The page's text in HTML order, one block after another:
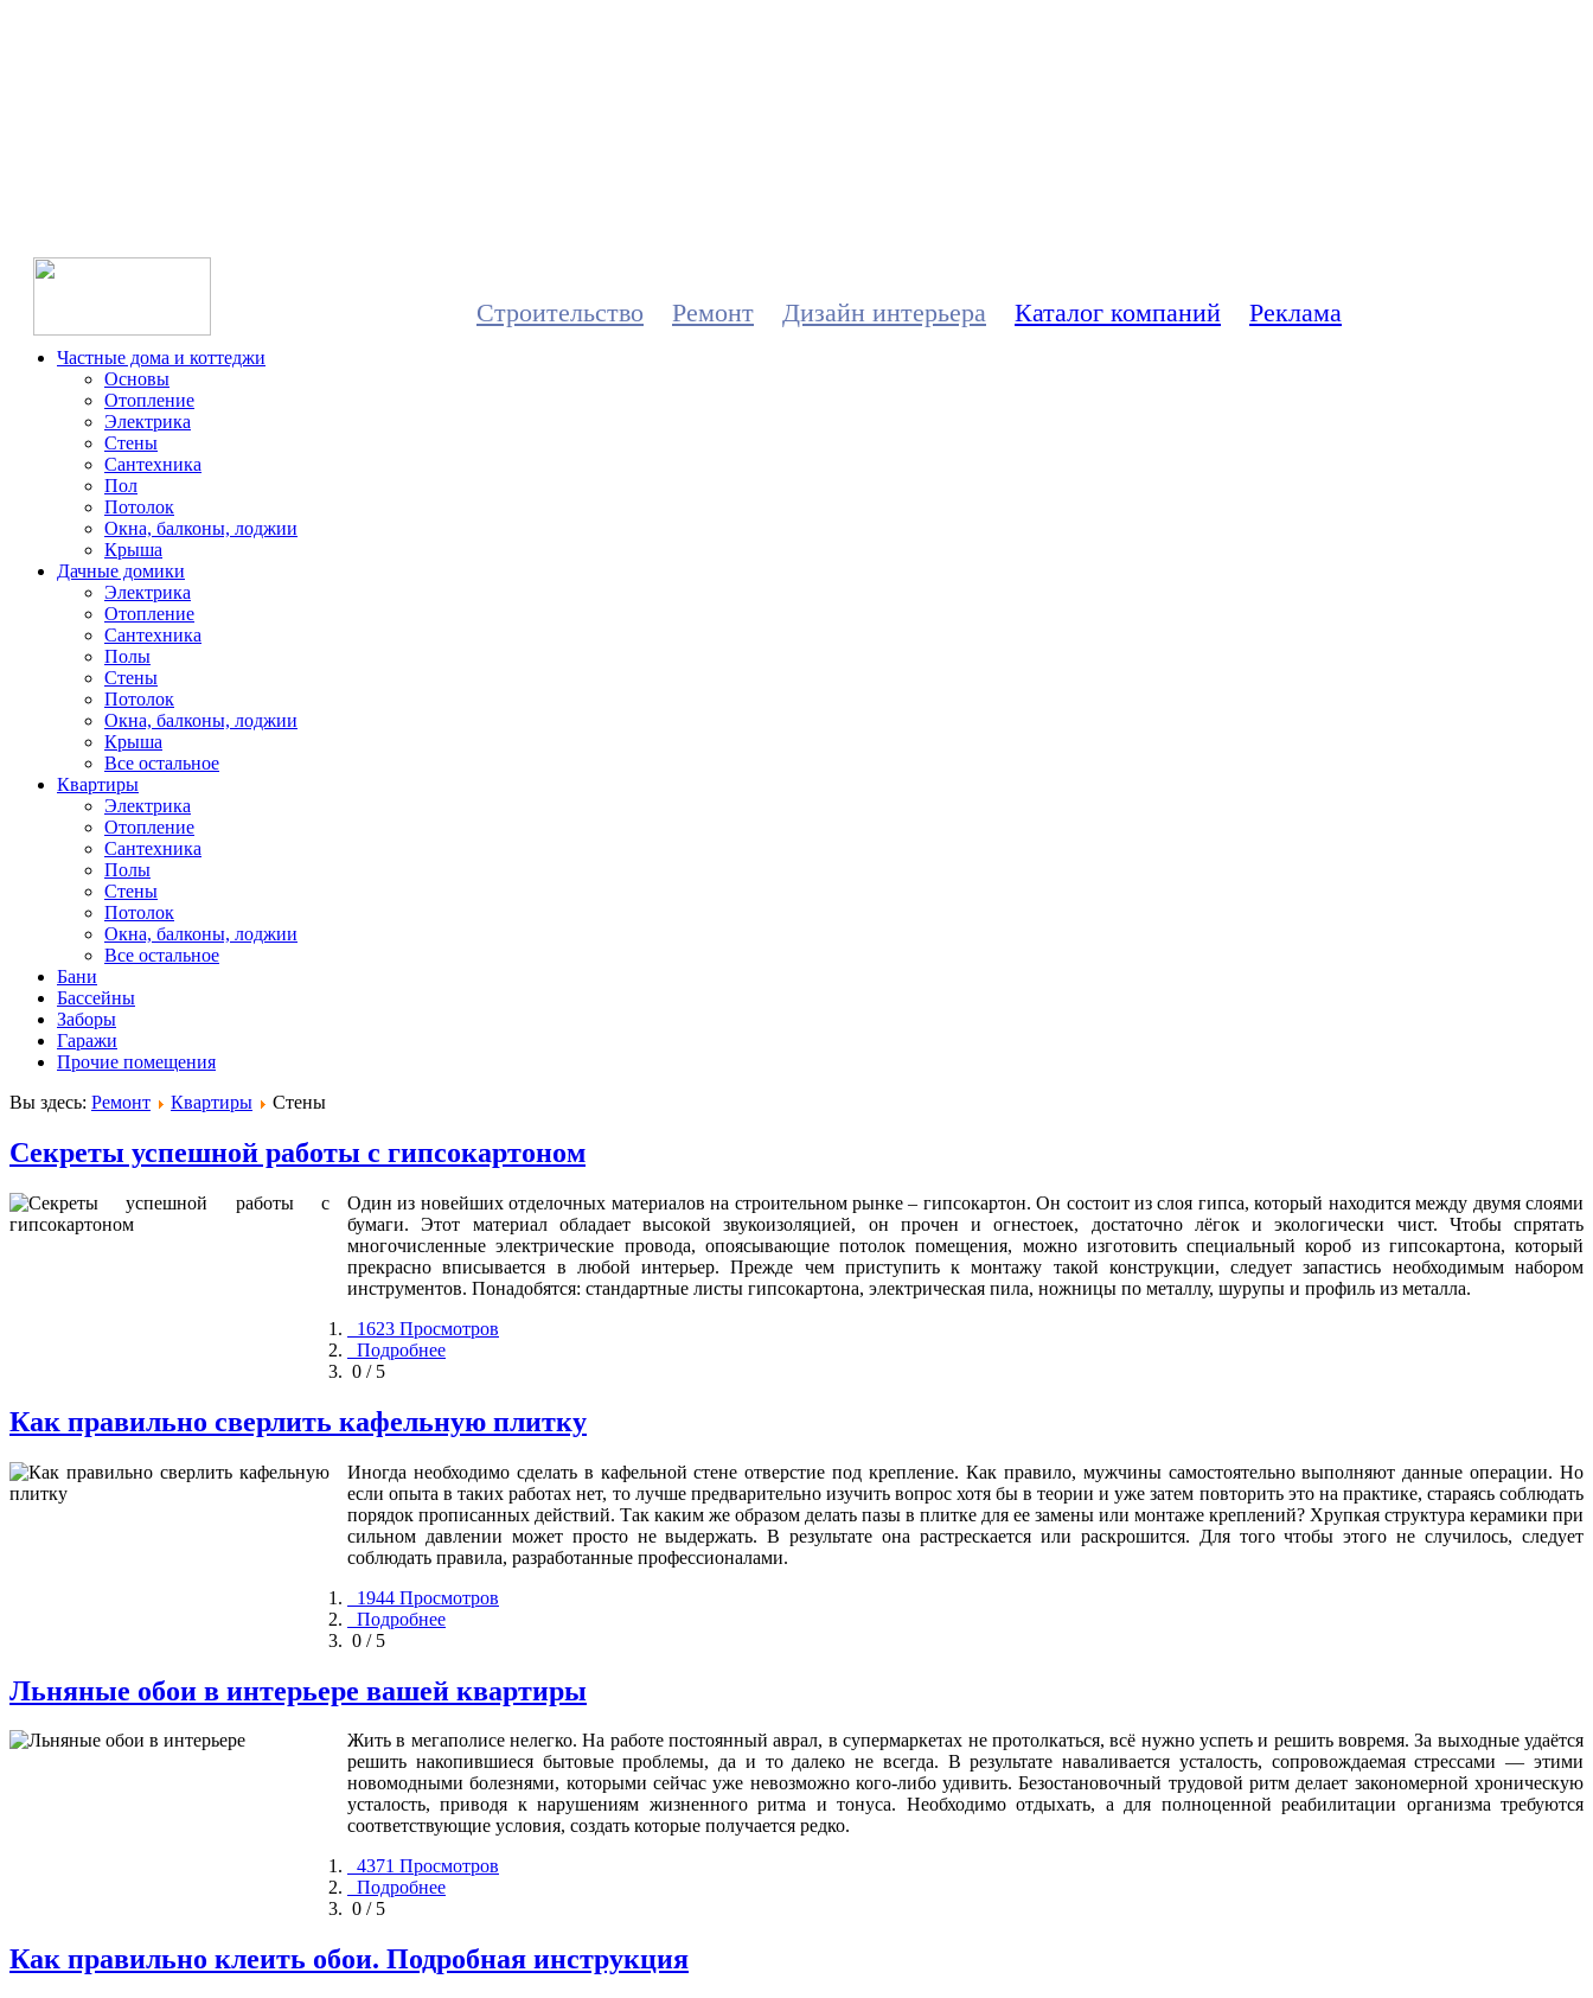
Строительство Ремонт Дизайн интерьера Каталог компаний Реклама
Частные дома и коттеджи
Основы
Отопление
Электрика
Стены
Сантехника
Пол
Потолок
Окна, балконы, лоджии
Крыша
Дачные домики
Электрика
Отопление
Сантехника
Полы
Стены
Потолок
Окна, балконы, лоджии
Крыша
Все остальное
Квартиры
Электрика
Отопление
Сантехника
Полы
Стены
Потолок
Окна, балконы, лоджии
Все остальное
Бани
Бассейны
Заборы
Гаражи
Прочие помещения
Вы здесь: Ремонт Квартиры Стены
Секреты успешной работы с гипсокартоном
Один из новейших отделочных материалов на строительном рынке – гипсокартон. Он состоит из слоя гипса, который находится между двумя слоями
бумаги. Этот материал обладает высокой звукоизоляцией, он прочен и огнестоек, достаточно лёгок и экологически чист. Чтобы спрятать
многочисленные электрические провода, опоясывающие потолок помещения, можно изготовить специальный короб из гипсокартона, который
прекрасно вписывается в любой интерьер. Прежде чем приступить к монтажу такой конструкции, следует запастись необходимым набором
инструментов. Понадобятся: стандартные листы гипсокартона, электрическая пила, ножницы по металлу, шурупы и профиль из металла.
1623 Просмотров
Подробнее
0 / 5
Как правильно сверлить кафельную плитку
Иногда необходимо сделать в кафельной стене отверстие под крепление. Как правило, мужчины самостоятельно выполняют данные операции. Но
если опыта в таких работах нет, то лучше предварительно изучить вопрос хотя бы в теории и уже затем повторить это на практике, стараясь соблюдать
порядок прописанных действий. Так каким же образом делать пазы в плитке для ее замены или монтаже креплений? Хрупкая структура керамики при
сильном давлении может просто не выдержать. В результате она растрескается или раскрошится. Для того чтобы этого не случилось, следует
соблюдать правила, разработанные профессионалами.
1944 Просмотров
Подробнее
0 / 5
Льняные обои в интерьере вашей квартиры
Жить в мегаполисе нелегко. На работе постоянный аврал, в супермаркетах не протолкаться, всё нужно успеть и решить вовремя. За выходные удаётся
решить накопившиеся бытовые проблемы, да и то далеко не всегда. В результате наваливается усталость, сопровождаемая стрессами — этими
новомодными болезнями, которыми сейчас уже невозможно кого-либо удивить. Безостановочный трудовой ритм делает закономерной хроническую
усталость, приводя к нарушениям жизненного ритма и тонуса. Необходимо отдыхать, а для полноценной реабилитации организма требуются
соответствующие условия, создать которые получается редко.
4371 Просмотров
Подробнее
0 / 5
Как правильно клеить обои. Подробная инструкция